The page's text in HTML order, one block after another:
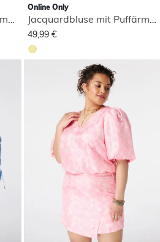
Karierte Bluse mit Puffärmeln
Online Only
Jacquardbluse mit Puffärmeln
49,99 €